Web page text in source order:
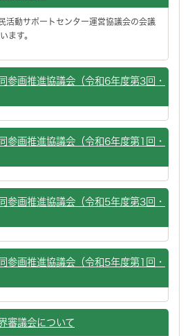
活動サポートセンター運営協議会の会議
ます。
参画推進協議会（令和6年度第3回・
参画推進協議会（令和6年度第1回・
参画推進協議会（令和5年度第3回・
参画推進協議会（令和5年度第1回・
審議会について